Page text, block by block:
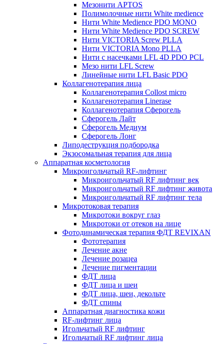
Мезонити APTOS
Полимолочные нити White medience
Нити White Medience PDO MONO
Нити White Medience PDO SCREW
Нити VICTORIA Screw PLLA
Нити VICTORIA Mono PLLA
Нити с насечками LFL 4D PDO PCL
Мезо нити LFL Screw
Линейные нити LFL Basic PDO
Коллагенотерапия лица
Коллагенотерапия Collost micro
Коллагенотерапия Linerase
Коллагенотерапия Сферогель
Сферогель Лайт
Сферогель Медиум
Сферогель Лонг
Липодеструкция подбородка
Экзосомальная терапия для лица
Аппаратная косметология
Микроигольчатый RF-лифтинг
Микроигольчатый RF лифтинг век
Микроигольчатый RF лифтинг живота
Микроигольчатый RF лифтинг тела
Микротоковая терапия
Микротоки вокруг глаз
Микротоки от отеков на лице
Фотодинамическая терапия ФДТ REVIXAN
Фототерапия
Лечение акне
Лечение розацеа
Лечение пигментации
ФДТ лица
ФДТ лица и шеи
ФДТ лица, шеи, декольте
ФДТ спины
Аппаратная диагностика кожи
RF-лифтинг лица
Игольчатый RF лифтинг
Игольчатый RF лифтинг лица